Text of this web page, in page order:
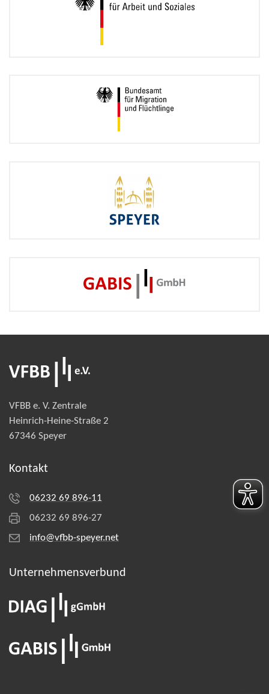
VFBB e. V. Zentrale
Heinrich-Heine-Straße 2
67346 Speyer
Kontakt
06232 69 896-11
06232 69 896-27
info@vfbb-speyer.net
Unternehmens­verbund